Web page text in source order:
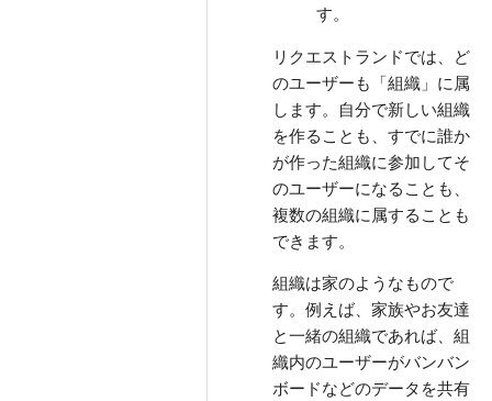
す。
リクエストランドでは、ど
のユーザーも「組織」に属
します。自分で新しい組織
を作ることも、すでに誰か
が作った組織に参加してそ
のユーザーになることも、
複数の組織に属することも
できます。
組織は家のようなもので
す。例えば、家族やお友達
と一緒の組織であれば、組
織内のユーザーがバンバン
ボードなどのデータを共有